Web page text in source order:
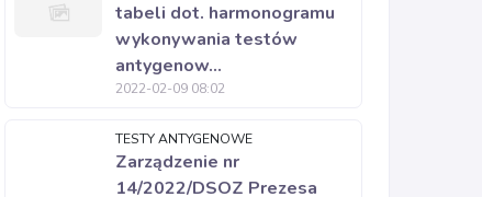
tabeli dot. harmonogramu
wykonywania testów
antygenow...
2022-02-09 08:02
TESTY ANTYGENOWE
Zarządzenie nr
14/2022/DSOZ Prezesa